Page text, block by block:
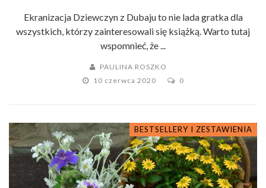
Ekranizacja Dziewczyn z Dubaju to nie lada gratka dla
wszystkich, którzy zainteresowali się książką. Warto tutaj
wspomnieć, że ...
PAULINA ROSZKO
10 czerwca 2020
0
BESTSELLERY I ZESTAWIENIA